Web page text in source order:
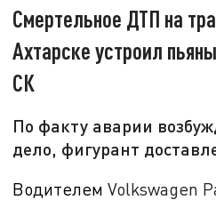
Смертельное ДТП на
Ахтарске устроил
СК
По факту аварии
дело, фигурант
ВодителемVolkswagen